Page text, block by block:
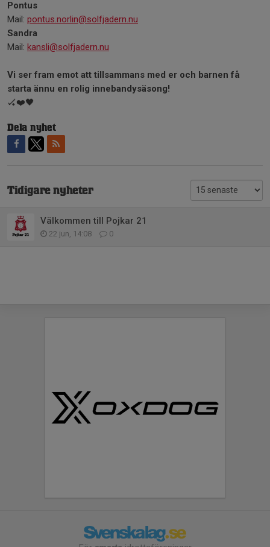
Pontus
Mail: pontus.norlin@solfjadern.nu
Sandra
Mail: kansli@solfjadern.nu
Vi ser fram emot att tillsammans med er och barnen få
starta ännu en rolig innebandysäsong!
🏑❤️🖤
Dela nyhet
Tidigare nyheter
Välkommen till Pojkar 21
22 jun, 14:08 0